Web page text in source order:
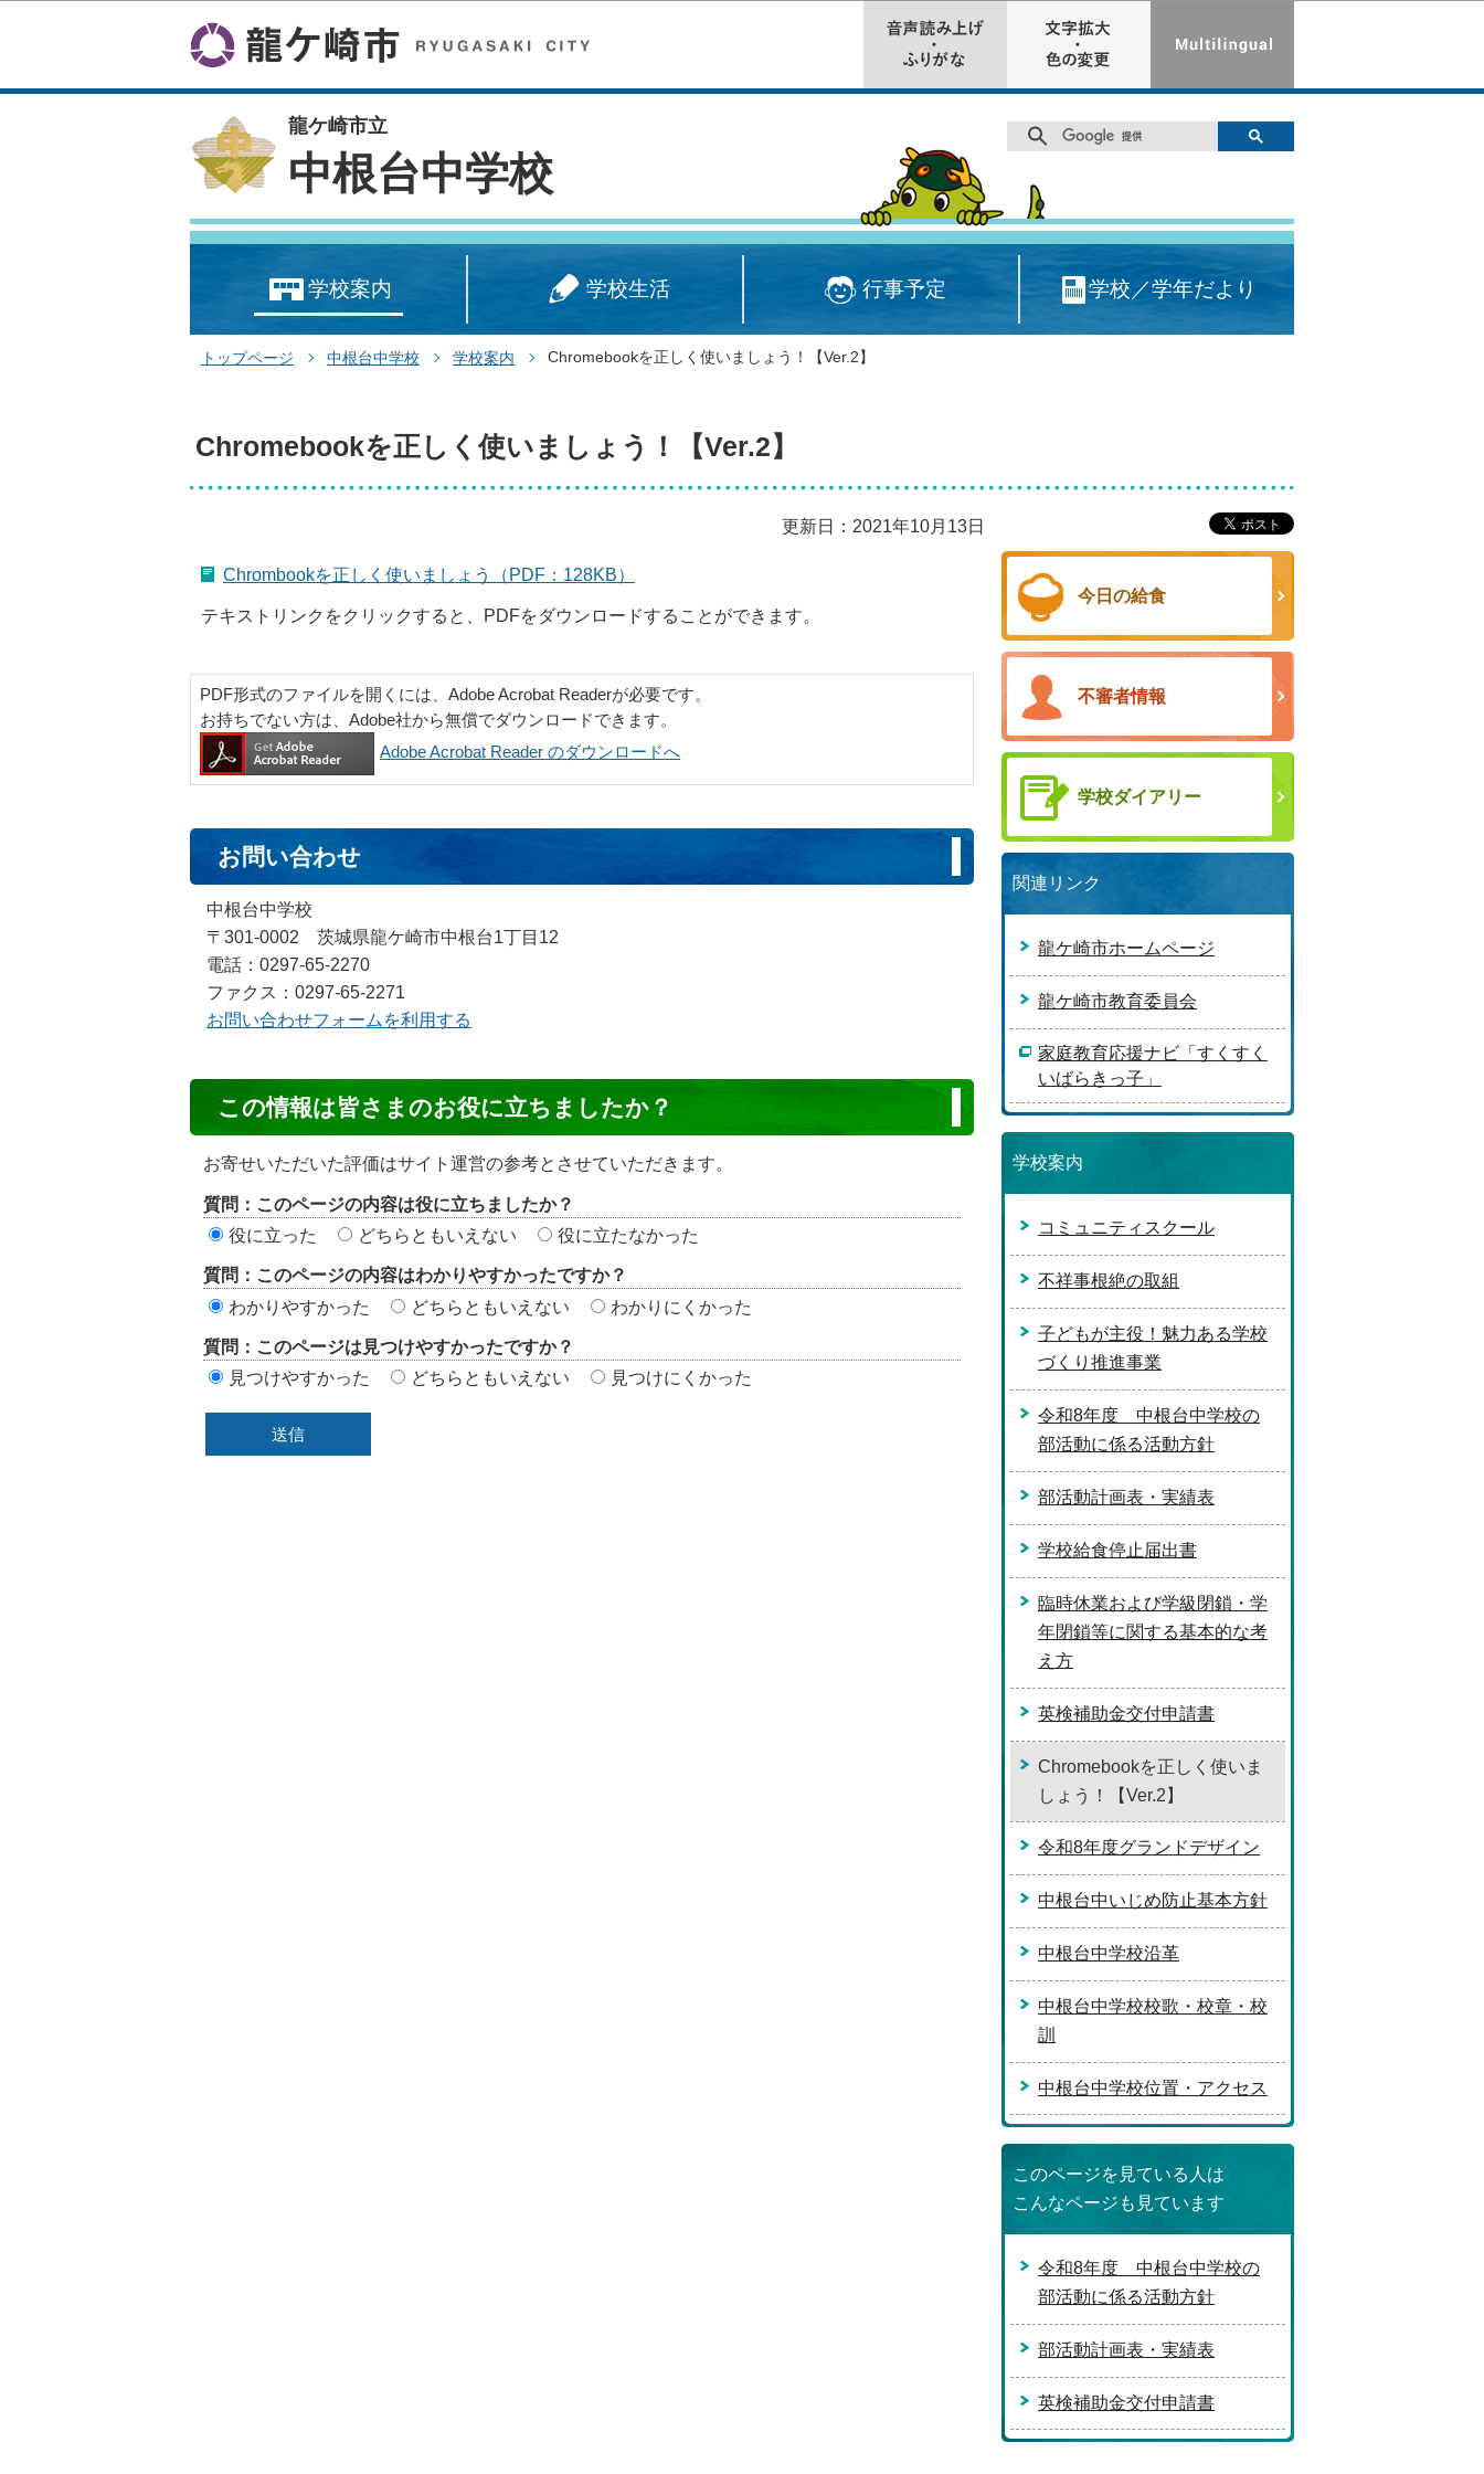
龍ケ崎市立
中根台中学校
学校案内 学校生活 行事予定 学校／学年だより
トップページ 中根台中学校 学校案内 Chromebookを正しく使いましょう！【Ver.2】
Chromebookを正しく使いましょう！【Ver.2】
更新日：2021年10月13日
Chrombookを正しく使いましょう（PDF：128KB）
テキストリンクをクリックすると、PDFをダウンロードすることができます。
PDF形式のファイルを開くには、Adobe Acrobat Readerが必要です。
お持ちでない方は、Adobe社から無償でダウンロードできます。
Adobe Acrobat Reader のダウンロードへ
お問い合わせ
中根台中学校
〒301-0002 茨城県龍ケ崎市中根台1丁目12
電話：0297-65-2270
ファクス：0297-65-2271
お問い合わせフォームを利用する
ン
テ
ン
ツ
価
リ
ア
この情報は皆さまのお役に立ちましたか？
お寄せいただいた評価はサイト運営の参考とさせていただきます。
質問：このページの内容は役に立ちましたか？
役に立った
どちらともいえない 役に立たなかった
質問：このページの内容はわかりやすかったですか？
わかりやすかった
どちらともいえない わかりにくかった
質問：このページは見つけやすかったですか？
見つけやすかった
どちらともいえない 見つけにくかった
今日の給食
不審者情報
学校ダイアリー
関連リンク
龍ケ崎市ホームページ
龍ケ崎市教育委員会
家庭教育応援ナビ「すくすく
いばらきっ子」
学校案内
コミュニティスクール
不祥事根絶の取組
子どもが主役！魅力ある学校
づくり推進事業
令和8年度 中根台中学校の
部活動に係る活動方針
部活動計画表・実績表
学校給食停止届出書
臨時休業および学級閉鎖・学
年閉鎖等に関する基本的な考
え方
英検補助金交付申請書
Chromebookを正しく使いま
しょう！【Ver.2】
令和8年度グランドデザイン
中根台中いじめ防止基本方針
中根台中学校沿革
中根台中学校校歌・校章・校
訓
中根台中学校位置・アクセス
このページを見ている人は
こんなページも見ています
令和8年度 中根台中学校の
部活動に係る活動方針
部活動計画表・実績表
英検補助金交付申請書